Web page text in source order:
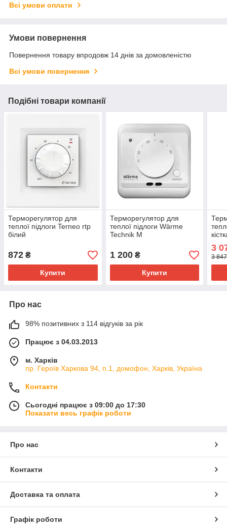
Всі умови оплати
Умови повернення
Повернення товару впродовж 14 днів за домовленістю
Всі умови повернення
Подібні товари компанії
Терморегулятор для
теплої підлоги Terneo rtp
білий
872 ₴
Купити
Терморегулятор для
теплої підлоги Wärme
Technik М
1 200₴
Купити
3
3
Про нас
98% позитивних з 114 відгуків за рік
Працює з 04.03.2013
м. Харків
пр. Героїв Харкова 94, п.1, домофон, Харків, Україна
Контакти
Сьогодні працює з 09:00 до 17:30
Показати весь графік роботи
Про нас
Контакти
Доставка та оплата
Графік роботи